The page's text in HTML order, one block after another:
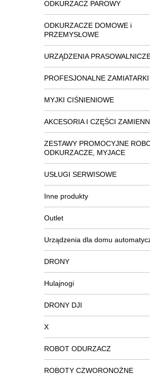
ODKURZACZ PAROWY
ODKURZACZE DOMOWE i
PRZEMYSŁOWE
URZĄDZENIA
PROFESJONALNE
MYJKI CIŚNIENIOWE
AKCESORIA I CZĘŚCI
ZESTAWY PROMOCYJNE
ODKURZACZE, MYJACE
USŁUGI SERWISOWE
Inne produkty
Outlet
Urządzenia dla domu
DRONY
Hulajnogi
DRONY DJI
X
ROBOT ODURZACZ
ROBOTY CZWORONOŻNE